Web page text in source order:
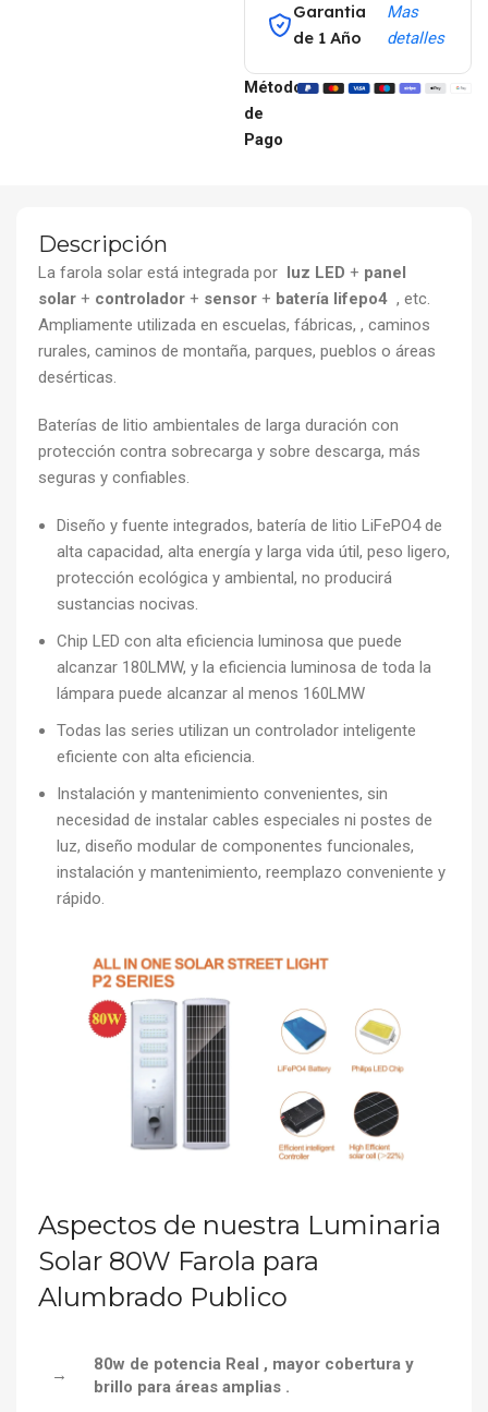
Garantia
de 1 Año
Mas
detalles
Métodos
de
Pago
Descripción
La farola solar está integrada por luz LED + panel
solar + controlador + sensor + batería lifepo4 , etc.
Ampliamente utilizada en escuelas, fábricas, , caminos
rurales, caminos de montaña, parques, pueblos o áreas
desérticas.
Baterías de litio ambientales de larga duración con
protección contra sobrecarga y sobre descarga, más
seguras y confiables.
Diseño y fuente integrados, batería de litio LiFePO4 de
alta capacidad, alta energía y larga vida útil, peso ligero,
protección ecológica y ambiental, no producirá
sustancias nocivas.
Chip LED con alta eficiencia luminosa que puede
alcanzar 180LMW, y la eficiencia luminosa de toda la
lámpara puede alcanzar al menos 160LMW
Todas las series utilizan un controlador inteligente
eficiente con alta eficiencia.
Instalación y mantenimiento convenientes, sin
necesidad de instalar cables especiales ni postes de
luz, diseño modular de componentes funcionales,
instalación y mantenimiento, reemplazo conveniente y
rápido.
Aspectos de nuestra Luminaria
Solar 80W Farola para
Alumbrado Publico
→
80w de potencia Real , mayor cobertura y
brillo para áreas amplias .